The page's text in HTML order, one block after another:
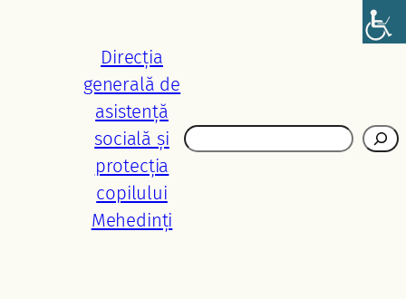
Direcția
generală de
asistență
socială și
protecția
copilului
Mehedinți
Caută